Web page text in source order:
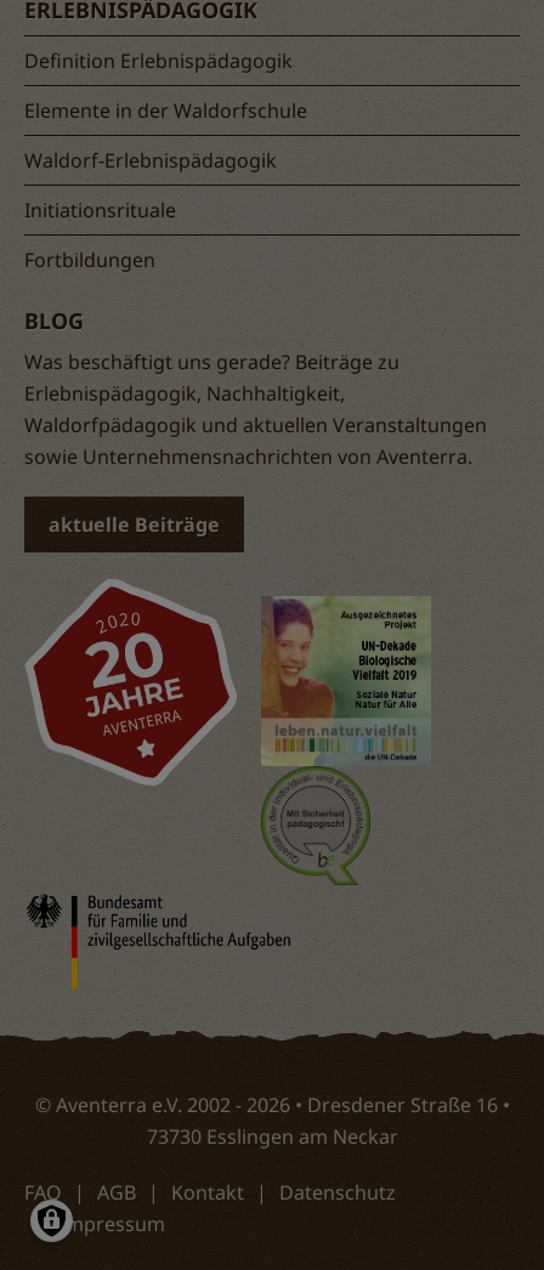
ERLEBNISPÄDAGOGIK
Definition Erlebnispädagogik
Elemente in der Waldorfschule
Waldorf-Erlebnispädagogik
Initiationsrituale
Fortbildungen
BLOG
Was beschäftigt uns gerade? Beiträge zu
Erlebnispädagogik, Nachhaltigkeit,
Waldorfpädagogik und aktuellen Veranstaltungen
sowie Unternehmensnachrichten von Aventerra.
aktuelle Beiträge
© Aventerra e.V. 2002 - 2026 • Dresdener Straße 16 •
73730 Esslingen am Neckar
FAQ AGB Kontakt
Datenschutz
Impressum